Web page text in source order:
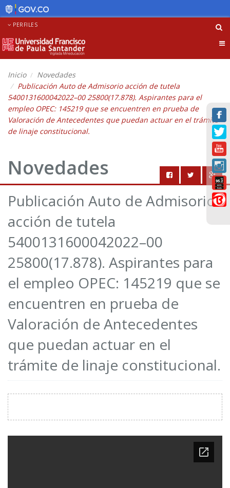
PERFILES
Inicio
Novedades
Publicación Auto de Admisorio acción de tutela
5400131600042022–00 25800(17.878). Aspirantes para el
empleo OPEC: 145219 que se encuentren en prueba de
Valoración de Antecedentes que puedan actuar en el trámite
de linaje constitucional.
Novedades
Publicación Auto de Admisorio
acción de tutela
5400131600042022–00
25800(17.878). Aspirantes para
el empleo OPEC: 145219 que se
encuentren en prueba de
Valoración de Antecedentes
que puedan actuar en el
trámite de linaje constitucional.